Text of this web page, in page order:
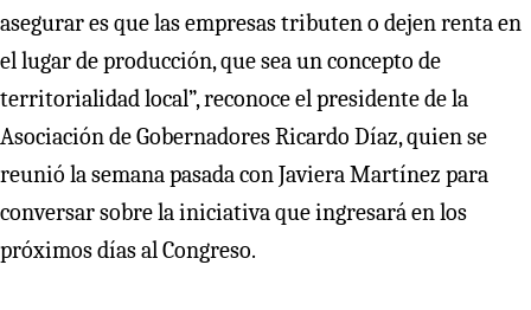
asegurar es que las empresas tributen o dejen renta en
el lugar de producción, que sea un concepto de
territorialidad local”, reconoce el presidente de la
Asociación de Gobernadores Ricardo Díaz, quien se
reunió la semana pasada con Javiera Martínez para
conversar sobre la iniciativa que ingresará en los
próximos días al Congreso.